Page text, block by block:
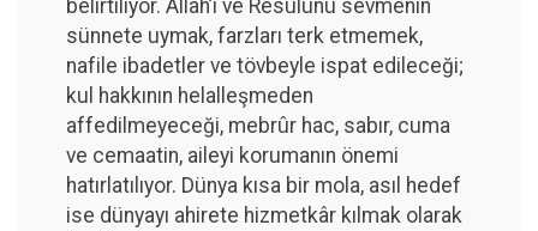
belirtiliyor. Allah’ı ve Resûlünü sevmenin
sünnete uymak, farzları terk etmemek,
nafile ibadetler ve tövbeyle ispat edileceği;
kul hakkının helalleşmeden
affedilmeyeceği, mebrûr hac, sabır, cuma
ve cemaatin, aileyi korumanın önemi
hatırlatılıyor. Dünya kısa bir mola, asıl hedef
ise dünyayı ahirete hizmetkâr kılmak olarak